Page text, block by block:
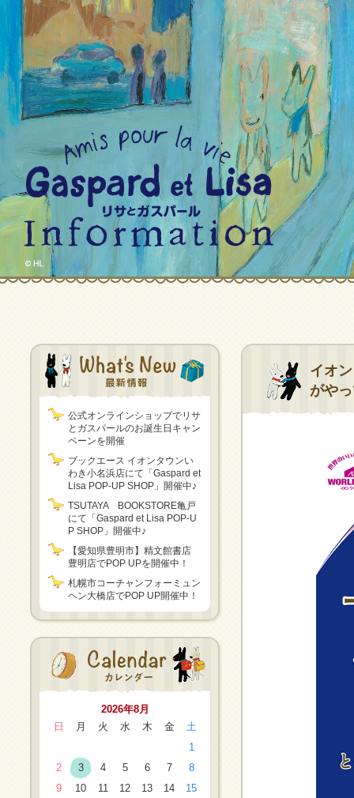
公式オンラインショップでリサ
とガスパールのお誕生日キャン
ペーンを開催
ブックエース イオンタウンい
わき小名浜店にて「Gaspard et
Lisa POP-UP SHOP」開催中♪
TSUTAYA BOOKSTORE亀戸
にて「Gaspard et Lisa POP-U
P SHOP」開催中♪
【愛知県豊明市】精文館書店
豊明店でPOP UPを開催中！
札幌市コーチャンフォーミュン
ヘン大橋店でPOP UP開催中！
2026年8月
日
月 火 水 木 金
土
1
2
3 4 5 6 7
8
9
10 11 12 13 14
15
イオ
がや